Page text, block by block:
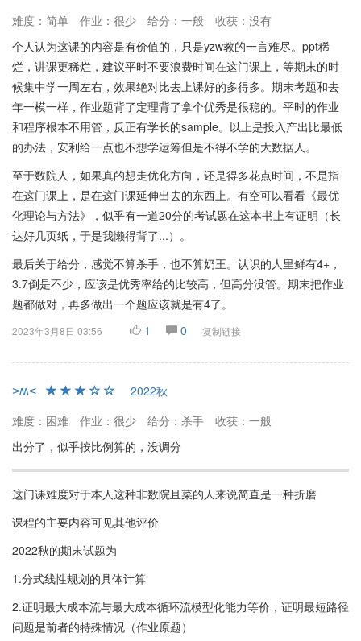
难度：简单
作业：很少 给分：一般
收获：没有
个人认为这课的内容是有价值的，只是yzw教的一言难尽。ppt稀
烂，讲课更稀烂，建议平时不要浪费时间在这门课上，等期末的时
候集中学一周左右，效果绝对比去上课好的多得多。期末考题和去
年一模一样，作业题背了定理背了拿个优秀是很稳的。平时的作业
和程序根本不用管，反正有学长的sample。以上是投入产出比最低
的办法，安利给一点也不想学运筹但是不得不学的大数据人。
至于数院人，如果真的想走优化方向，还是得多花点时间，不是指
在这门课上，是在这门课延伸出去的东西上。有空可以看看《最优
化理论与方法》，似乎有一道20分的考试题在这本书上有证明（长
达好几页纸，于是我懒得背了...）。
最后关于给分，感觉不算杀手，也不算奶王。认识的人里鲜有4+，
3.7倒是不少，应该是优秀率给的比较高，但高分没管。期末把作业
题都做对，再多做出一个题应该就是有4了。
2023年3月8日 03:56 1 0 复制链接
˃ʍ˂
2022秋
难度：困难
作业：很少 给分：杀手
收获：一般
出分了，似乎按比例算的，没调分
这门课难度对于本人这种非数院且菜的人来说简直是一种折磨
课程的主要内容可见其他评价
2022秋的期末试题为
1.分式线性规划的具体计算
2.证明最大成本流与最大成本循环流模型化能力等价，证明最短路径
问题是前者的特殊情况（作业原题）